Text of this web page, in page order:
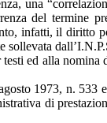
una
del termine
infatti, il diritto
sollevata
ed alla
1973, n. 533
di